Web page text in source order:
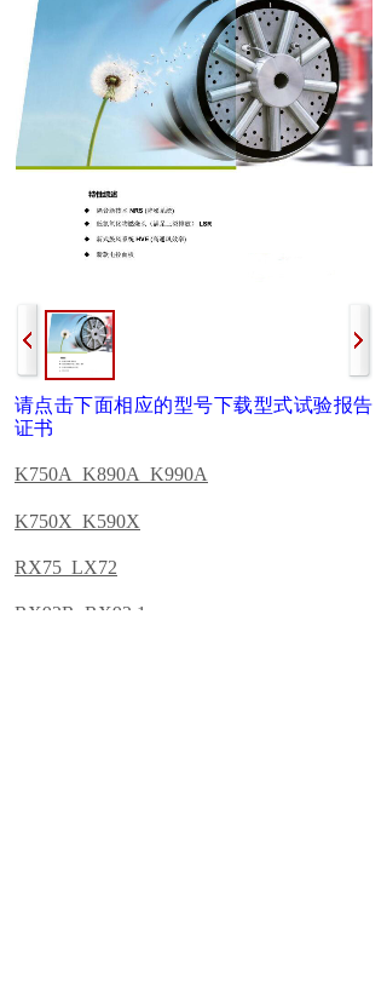
请点击下面相应的型号下载型式试验报告
证书
K750A K890A K990A
K750X K590X
RX75 LX72
RX92R RX92.1